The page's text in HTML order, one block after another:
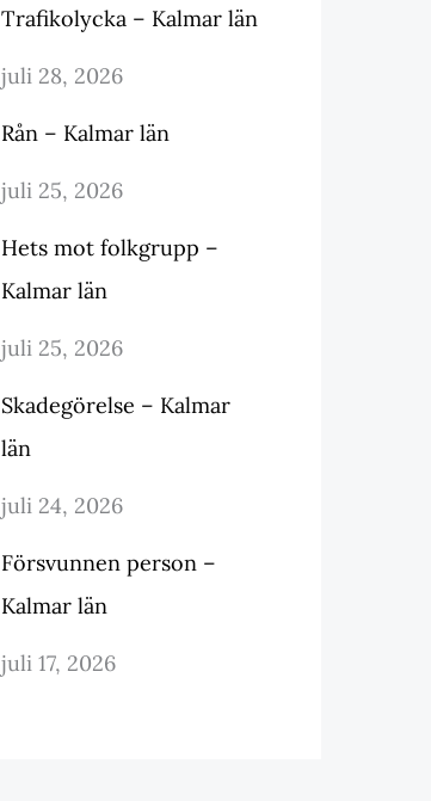
Trafikolycka – Kalmar län
juli 28, 2026
Rån – Kalmar län
juli 25, 2026
Hets mot folkgrupp –
Kalmar län
juli 25, 2026
Skadegörelse – Kalmar
län
juli 24, 2026
Försvunnen person –
Kalmar län
juli 17, 2026